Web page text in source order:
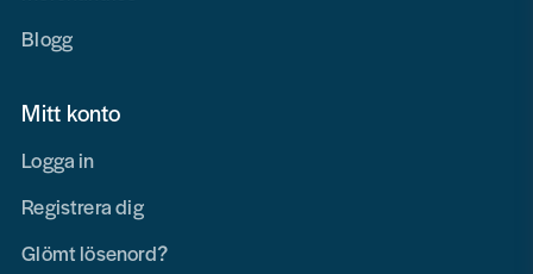
Blogg
Mitt konto
Logga in
Registrera dig
Glömt lösenord?